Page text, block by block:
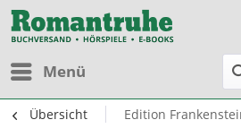
Menü
Übersicht Edition